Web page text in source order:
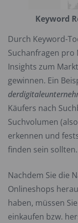
Keyword
Durch Keyword-
Suchanfragen pro
Insights zum
gewinnen. Ein
Käufers nach
Suchvolumen
erkennen und
finden sein sollten.
Nachdem Sie die
Onlineshops
haben, müssen
einkaufen bzw.